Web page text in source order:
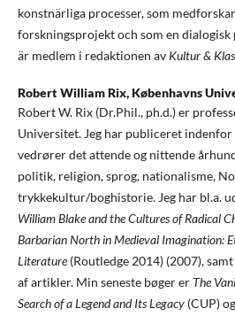
konstnärliga processer, som
forskningsprojekt och som en dialogisk
är medlem i redaktionen av Kultur &
Robert William Rix,Københavns
Robert W. Rix (Dr.Phil., ph.d.) er
Universitet. Jeg har publiceret
vedrører det attende og nittende
politik, religion, sprog, nationalisme,
trykkekultur/boghistorie. Jeg har bl.a.
William Blake and the Cultures of Radical
Barbarian North in Medieval Imagination:
Literature(Routledge 2014) (2007),
af artikler. Min seneste bøger er The
Search of a Legend and Its Legacy (CUP) og